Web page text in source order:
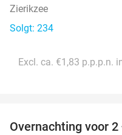
Zierikzee
Solgt: 234
Excl. ca. €1,83 p.p.p.n.
Overnachting voor